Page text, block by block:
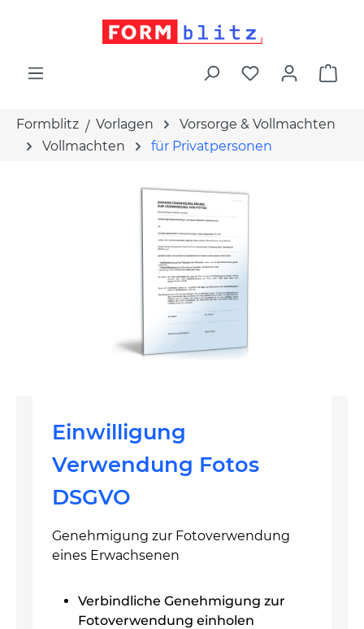
Formblitz Vorlagen
Vorsorge & Vollmachten
Vollmachten
für Privatpersonen
Einwilligung
Verwendung Fotos
DSGVO
Genehmigung zur Fotoverwendung
eines Erwachsenen
Verbindliche Genehmigung zur
Fotoverwendung einholen